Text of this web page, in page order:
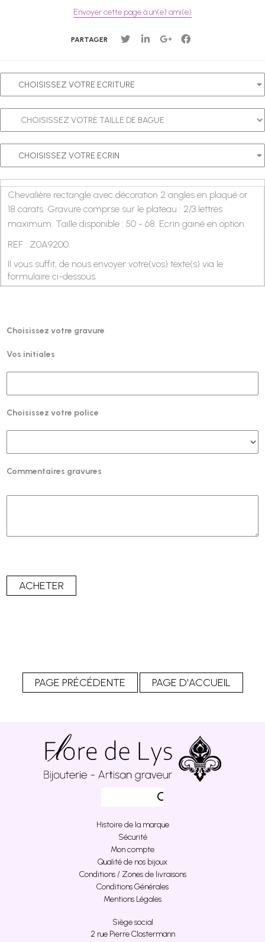
Envoyer cette page à un(e) ami(e)
PARTAGER
Chevalière rectangle avec décoration 2 angles en plaqué or
18 carats. Gravure comprse sur le plateau : 2/3 lettres
maximum. Taille disponible : 50 - 68. Ecrin gainé en option.
REF : Z0A9200.
Il vous suffit, de nous envoyer votre(vos) texte(s) via le
formulaire ci-dessous.
Choisissez votre gravure
Vos initiales
Choisissez votre police
Commentaires gravures
Histoire de la marque
Sécurité
Mon compte
Qualité de nos bijoux
Conditions / Zones de livraisons
Conditions Générales
Mentions Légales
Siège social
2 rue Pierre Clostermann